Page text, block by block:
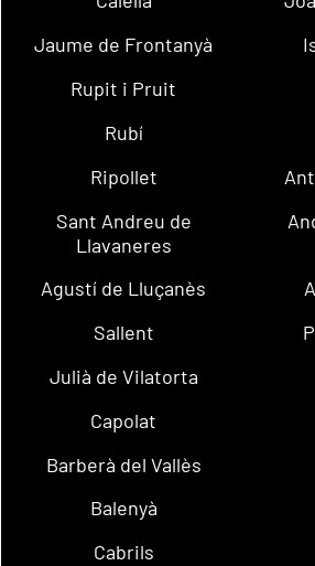
Jaume de Frontanyà
Rupit i Pruit
Rubí
Ripollet
Sant Andreu de
Llavaneres
Agustí de Lluçanès
Sallent
Julià de Vilatorta
Capolat
Barberà del Vallès
Balenyà
Cabrils